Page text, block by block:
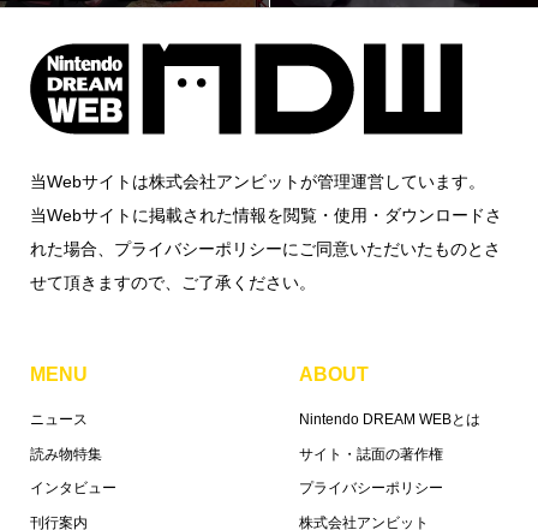
当Webサイトは株式会社アンビットが管理運営しています。
当Webサイトに掲載された情報を閲覧・使用・ダウンロードさ
れた場合、プライバシーポリシーにご同意いただいたものとさ
せて頂きますので、ご了承ください。
MENU
ニュース
読み物特集
インタビュー
刊行案内
ABOUT
Nintendo DREAM WEBとは
サイト・誌面の著作権
プライバシーポリシー
株式会社アンビット